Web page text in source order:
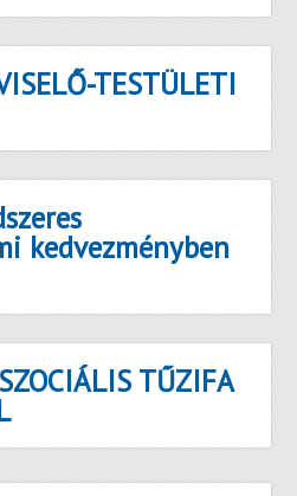
TESTÜLETI
kedvezményben
TŰZIFA